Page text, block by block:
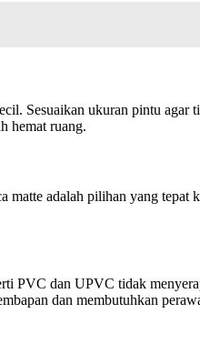
Sesuaikan ukuran pintu agar
hemat ruang.
adalah pilihan yang tepat
PVC dan UPVC tidak
dan membutuhkan